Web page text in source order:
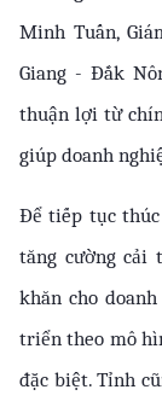
Minh Tuấn,
Giang - Đắk
thuận lợi từ
giúp doanh
Để tiếp tục thúc
tăng cường cải
khăn cho
triển theo mô
đặc biệt. Tỉnh